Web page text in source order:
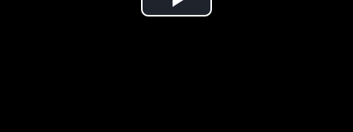
Play